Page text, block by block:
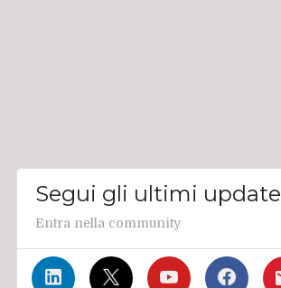
Segui gli ultimi update
Entra nella community